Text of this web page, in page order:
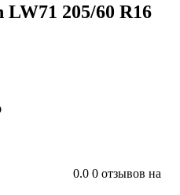
205/60 R16
0.0 0 отзывов на